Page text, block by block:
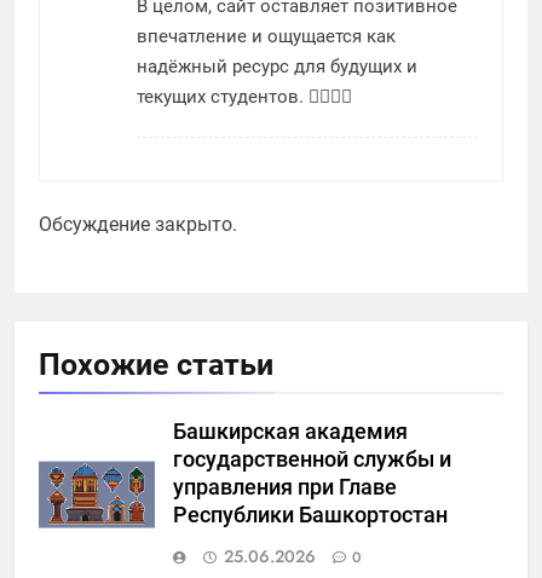
В целом, сайт оставляет позитивное
впечатление и ощущается как
надёжный ресурс для будущих и
текущих студентов. 👨‍⚕️👩‍⚕️
Обсуждение закрыто.
Похожие статьи
Башкирская академия
государственной службы и
управления при Главе
Республики Башкортостан
25.06.2026
0